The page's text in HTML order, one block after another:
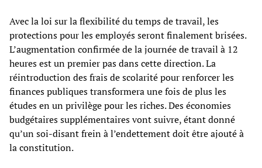
Avec la loi sur la flexibilité du temps de travail, les
protections pour les employés seront finalement brisées.
L’augmentation confirmée de la journée de travail à 12
heures est un premier pas dans cette direction. La
réintroduction des frais de scolarité pour renforcer les
finances publiques transformera une fois de plus les
études en un privilège pour les riches. Des économies
budgétaires supplémentaires vont suivre, étant donné
qu’un soi-disant frein à l’endettement doit être ajouté à
la constitution.